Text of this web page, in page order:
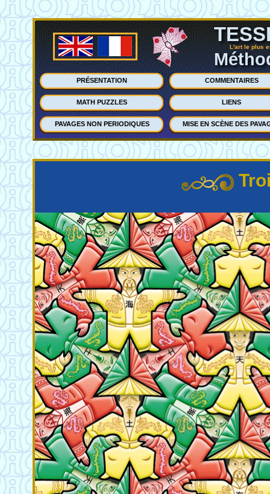
L'art le plus
PRÉSENTATION COMMENTAIRES
MATH PUZZLES LIENS
PAVAGES NON PERIODIQUES MISE EN SCÈNE DES